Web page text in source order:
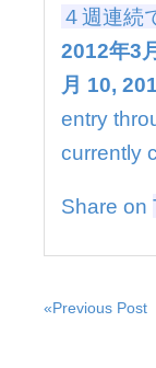
４週連続
2012年3
月 10,
entry
currently
Share on
«Previous Post